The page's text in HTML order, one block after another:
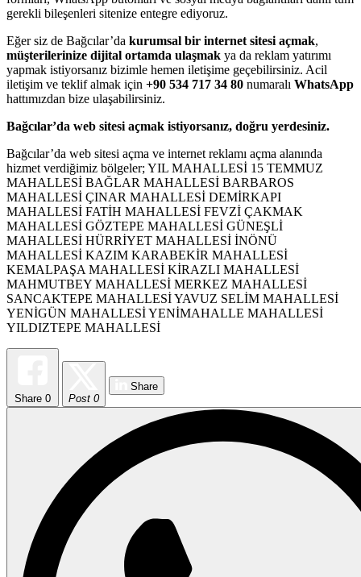
gerekli bileşenleri sitenize entegre ediyoruz.
Eğer siz de Bağcılar’da kurumsal bir internet sitesi açmak,
müşterilerinize dijital ortamda ulaşmak ya da reklam yatırımı
yapmak istiyorsanız bizimle hemen iletişime geçebilirsiniz. Acil
iletişim ve teklif almak için +90 534 717 34 80 numaralı WhatsApp
hattımızdan bize ulaşabilirsiniz.
Bağcılar’da web sitesi açmak istiyorsanız, doğru yerdesiniz.
Bağcılar’da web sitesi açma ve internet reklamı açma alanında
hizmet verdiğimiz bölgeler; YIL MAHALLESİ 15 TEMMUZ
MAHALLESİ BAĞLAR MAHALLESİ BARBAROS
MAHALLESİ ÇINAR MAHALLESİ DEMİRKAPI
MAHALLESİ FATİH MAHALLESİ FEVZİ ÇAKMAK
MAHALLESİ GÖZTEPE MAHALLESİ GÜNEŞLİ
MAHALLESİ HÜRRİYET MAHALLESİ İNÖNÜ
MAHALLESİ KAZIM KARABEKİR MAHALLESİ
KEMALPAŞA MAHALLESİ KİRAZLI MAHALLESİ
MAHMUTBEY MAHALLESİ MERKEZ MAHALLESİ
SANCAKTEPE MAHALLESİ YAVUZ SELİM MAHALLESİ
YENİGÜN MAHALLESİ YENİMAHALLE MAHALLESİ
YILDIZTEPE MAHALLESİ
Share 0 Post 0
Share